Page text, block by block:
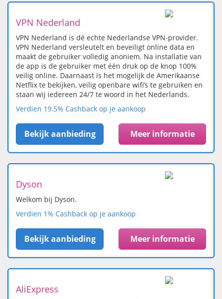
VPN Nederland
VPN Nederland is dé echte Nederlandse VPN-provider.
VPN Nederland versleutelt en beveiligt online data en
maakt de gebruiker volledig anoniem. Na installatie van
de app is de gebruiker met één druk op de knop 100%
veilig online. Daarnaast is het mogelijk de Amerikaanse
Netflix te bekijken, veilig openbare wifi’s te gebruiken en
staan wij iedereen 24/7 te woord in het Nederlands.
Verdien 19.5% Cashback op je aankoop
Bekijk aanbieding Meer informatie
Dyson
Welkom bij Dyson.
Verdien 1% Cashback op je aankoop
Bekijk aanbieding Meer informatie
AliExpress